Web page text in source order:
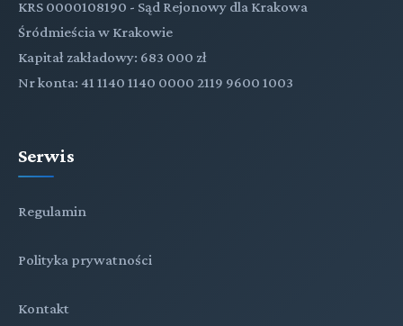
KRS 0000108190 - Sąd Rejonowy dla Krakowa
Śródmieścia w Krakowie
Kapitał zakładowy: 683 000 zł
Nr konta: 41 1140 1140 0000 2119 9600 1003
Serwis
Regulamin
Polityka prywatności
Kontakt